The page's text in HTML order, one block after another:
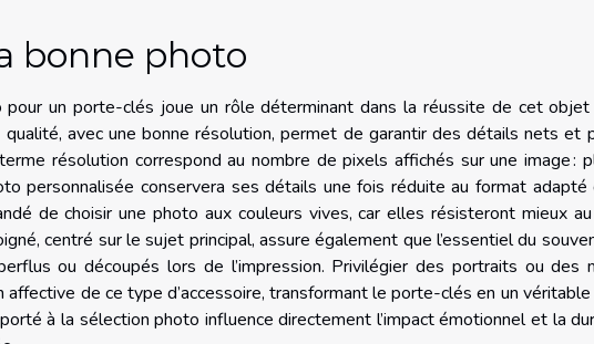
bonne photo
pour un porte-clés joue un rôle déterminant dans la réussite de cet objet
avec une bonne résolution, permet de garantir des détails nets et
résolution correspond au nombre de pixels affichés sur une image :
personnalisée conservera ses détails une fois réduite au format
de choisir une photo aux couleurs vives, car elles résisteront mieux
centré sur le sujet principal, assure également que l’essentiel du
ou découpés lors de l’impression. Privilégier des portraits ou des
affective de ce type d’accessoire, transformant le porte-clés en un
à la sélection photo influence directement l’impact émotionnel et la